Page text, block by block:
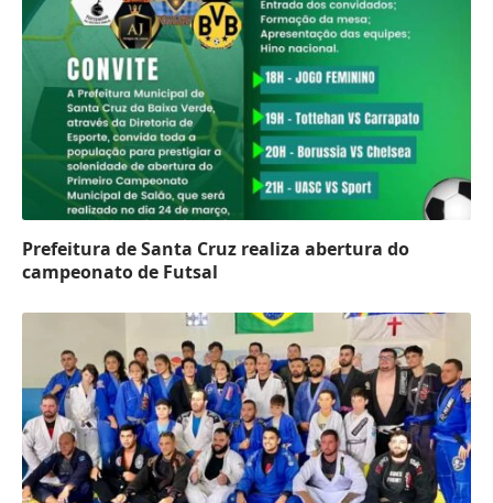
Prefeitura de Santa Cruz realiza abertura do
campeonato de Futsal